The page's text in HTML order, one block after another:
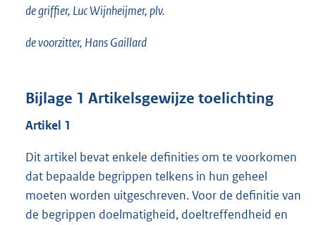
de griffier, Luc Wijnheijmer, plv.
de voorzitter, Hans Gaillard
Bijlage 1 Artikelsgewijze toelichting
Artikel 1
Dit artikel bevat enkele definities om te voorkomen
dat bepaalde begrippen telkens in hun geheel
moeten worden uitgeschreven. Voor de definitie van
de begrippen doelmatigheid, doeltreffendheid en